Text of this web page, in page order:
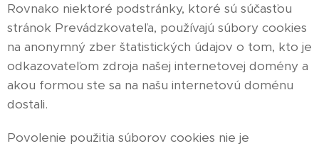
Rovnako niektoré podstránky, ktoré sú súčasťou
stránok Prevádzkovateľa, používajú súbory cookies
na anonymný zber štatistických údajov o tom, kto je
odkazovateľom zdroja našej internetovej domény a
akou formou ste sa na našu internetovú doménu
dostali.
Povolenie použitia súborov cookies nie je